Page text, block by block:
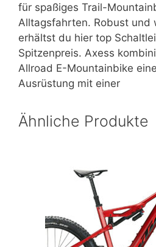
für spaßiges Trail-
Alltagsfahrten. Robust und
erhältst du hier top
Spitzenpreis. Axess
Allroad E-Mountainbike
Ausrüstung mit einer
Ähnliche Produkte